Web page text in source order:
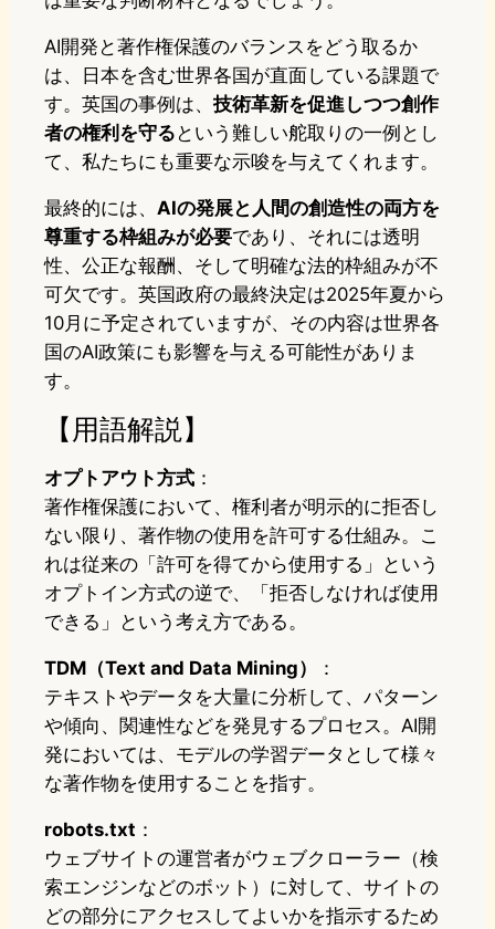
AI開発と著作権保護のバランスをどう取るか
は、日本を含む世界各国が直面している課題で
す。英国の事例は、 技術革新を促進しつつ創作
者の権利を守る という難しい舵取りの一例とし
て、私たちにも重要な示唆を与えてくれます。
最終的には、 AIの発展と人間の創造性の両方を
尊重する枠組みが必要であり、それには透明
性、公正な報酬、そして明確な法的枠組みが不
可欠です。英国政府の最終決定は2025年夏から
10月に予定されていますが、その内容は世界各
国のAI政策にも影響を与える可能性がありま
す。
【用語解説】
オプトアウト方式 ：
著作権保護において、権利者が明示的に拒否し
ない限り、著作物の使用を許可する仕組み。こ
れは従来の「許可を得てから使用する」という
オプトイン方式の逆で、「拒否しなければ使用
できる」という考え方である。
TDM（Text and Data Mining）
：
テキストやデータを大量に分析して、パターン
や傾向、関連性などを発見するプロセス。AI開
発においては、モデルの学習データとして様々
な著作物を使用することを指す。
robots.txt ：
ウェブサイトの運営者がウェブクローラー（検
索エンジンなどのボット）に対して、サイトの
どの部分にアクセスしてよいかを指示するため